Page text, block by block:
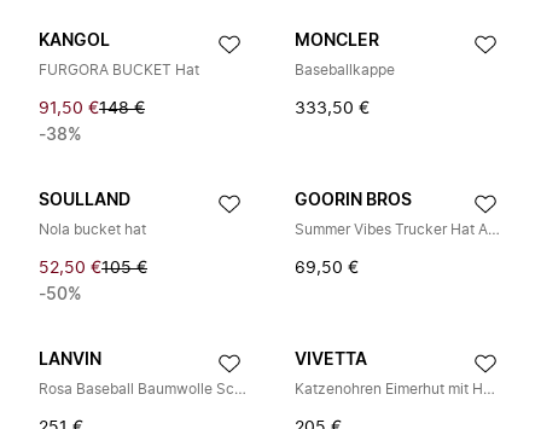
KANGOL
FURGORA BUCKET Hat
91,50 €148 €
-38%
MONCLER
Baseballkappe
333,50 €
SOULLAND
Nola bucket hat
52,50 €105 €
-50%
GOORIN BROS
Summer Vibes Trucker Hat Animal Farm
69,50 €
LANVIN
Rosa Baseball Baumwolle Schirm Bestickter Hut
VIVETTA
Katzenohren Eimerhut mit Herz-Ausschnitten